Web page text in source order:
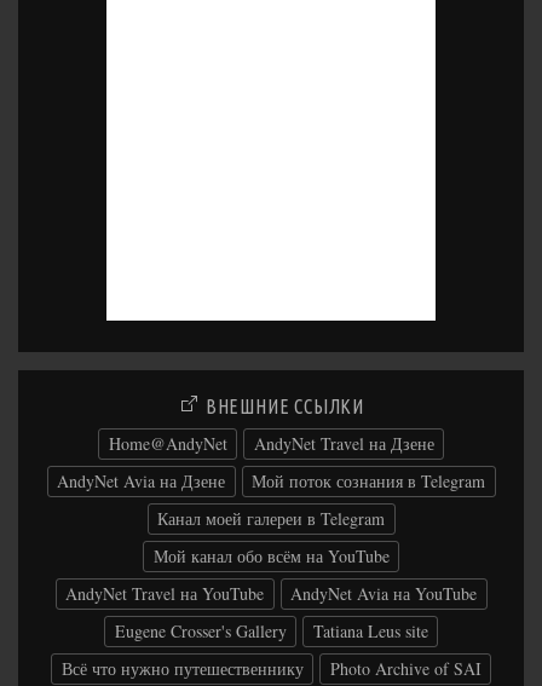
ВНЕШНИЕ ССЫЛКИ
Home@AndyNet
AndyNet Travel на Дзене
AndyNet Avia на Дзене
Мой поток сознания в Telegram
Канал моей галереи в Telegram
Мой канал обо всём на YouTube
AndyNet Travel на YouTube
AndyNet Avia на YouTube
Eugene Crosser's Gallery
Tatiana Leus site
Всё что нужно путешественнику
Photo Archive of SAI